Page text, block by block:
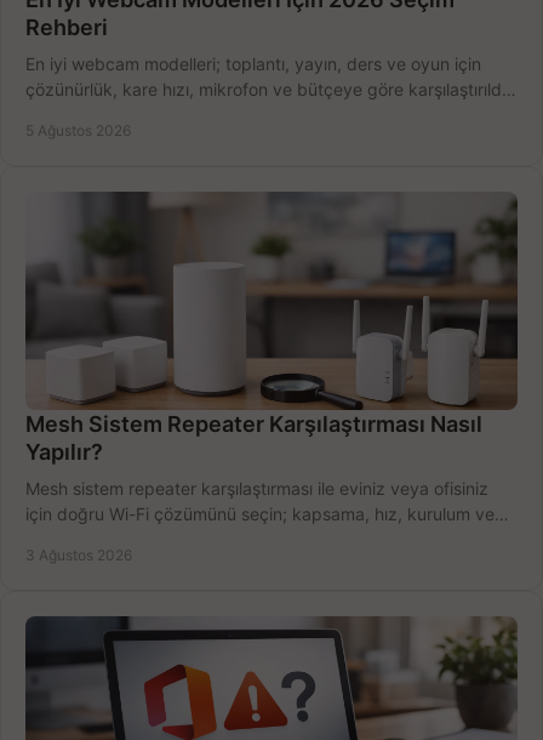
Rehberi
En iyi webcam modelleri; toplantı, yayın, ders ve oyun için
çözünürlük, kare hızı, mikrofon ve bütçeye göre karşılaştırıldı.
5 Ağustos 2026
Mesh Sistem Repeater Karşılaştırması Nasıl
Yapılır?
Mesh sistem repeater karşılaştırması ile eviniz veya ofisiniz
için doğru Wi-Fi çözümünü seçin; kapsama, hız, kurulum ve
3 Ağustos 2026